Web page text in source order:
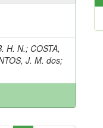
H. N.; COSTA,
J. M. dos;